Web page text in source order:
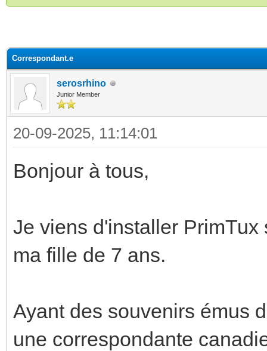
Correspondant.e
serosrhino
Junior Member
20-09-2025, 11:14:01
Bonjour à tous,
Je viens d'installer
ma fille de 7 ans.
Ayant des souvenirs émus
une correspondante